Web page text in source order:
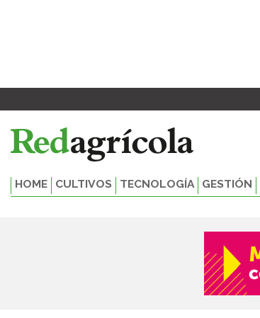
HOME CULTIVOS TECNOLOGÍA GESTIÓN